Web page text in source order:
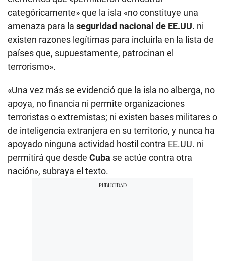
categóricamente» que la isla «no constituye una
amenaza para la seguridad nacional de EE.UU. ni
existen razones legítimas para incluirla en la lista de
países que, supuestamente, patrocinan el
terrorismo».
«Una vez más se evidenció que la isla no alberga, no
apoya, no financia ni permite organizaciones
terroristas o extremistas; ni existen bases militares o
de inteligencia extranjera en su territorio, y nunca ha
apoyado ninguna actividad hostil contra EE.UU. ni
permitirá que desde Cuba se actúe contra otra
nación», subraya el texto.